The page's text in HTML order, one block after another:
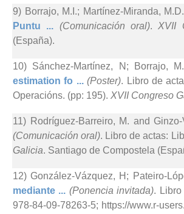
9) Borrajo, M.I.; Martínez-Miranda,
Puntu ... (Comunicación oral). XVII
(España).
10) Sánchez-Martínez, N; Borrajo,
estimation fo ...(Poster). Libro de
Operacións. (pp: 195). XVII Congreso
11) Rodríguez-Barreiro, M. and
(Comunicación oral). Libro de actas:
Galicia. Santiago de Compostela
12) González-Vázquez, H; Pateiro-
mediante ... (Ponencia invitada).
978-84-09-78263-5; https://www.r-